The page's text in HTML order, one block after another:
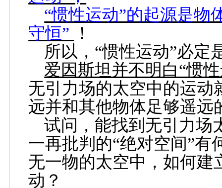
“惯性运动”的起源是物
守恒”
！
所以，“惯性运动”必定
爱因斯坦并不明白“惯
无引力场的太空中的运动
远并和其他物体足够遥远
试问，能找到无引力场
一再批判的“绝对空间”有
无一物的太空中，如何建
动？